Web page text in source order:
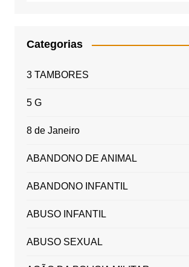
Categorias
3 TAMBORES
5 G
8 de Janeiro
ABANDONO DE ANIMAL
ABANDONO INFANTIL
ABUSO INFANTIL
ABUSO SEXUAL